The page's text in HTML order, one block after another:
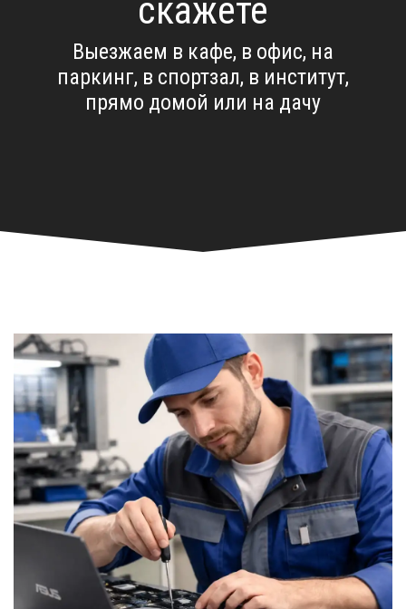
скажете
Выезжаем в кафе, в офис, на
паркинг, в спортзал, в институт,
прямо домой или на дачу